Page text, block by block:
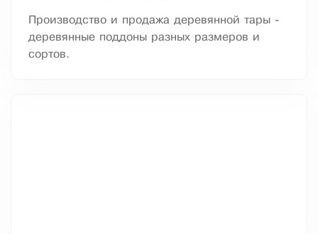
Производство и продажа деревянной тары -
деревянные поддоны разных размеров и
сортов.